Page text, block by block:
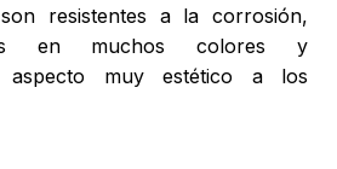
resistentes a la corrosión,
en muchos colores y
aspecto muy estético a los